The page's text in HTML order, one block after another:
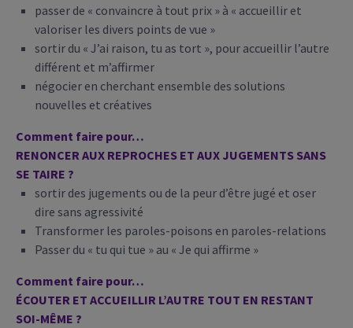
passer de « convaincre à tout prix » à « accueillir et
valoriser les divers points de vue »
sortir du « J’ai raison, tu as tort », pour accueillir l’autre
différent et m’affirmer
négocier en cherchant ensemble des solutions
nouvelles et créatives
Comment faire pour…
RENONCER AUX REPROCHES ET AUX JUGEMENTS SANS
SE TAIRE ?
sortir des jugements ou de la peur d’être jugé et oser
dire sans agressivité
Transformer les paroles-poisons en paroles-relations
Passer du « tu qui tue » au « Je qui affirme »
Comment faire pour…
ÉCOUTER ET ACCUEILLIR L’AUTRE TOUT EN RESTANT
SOI-MÊME ?